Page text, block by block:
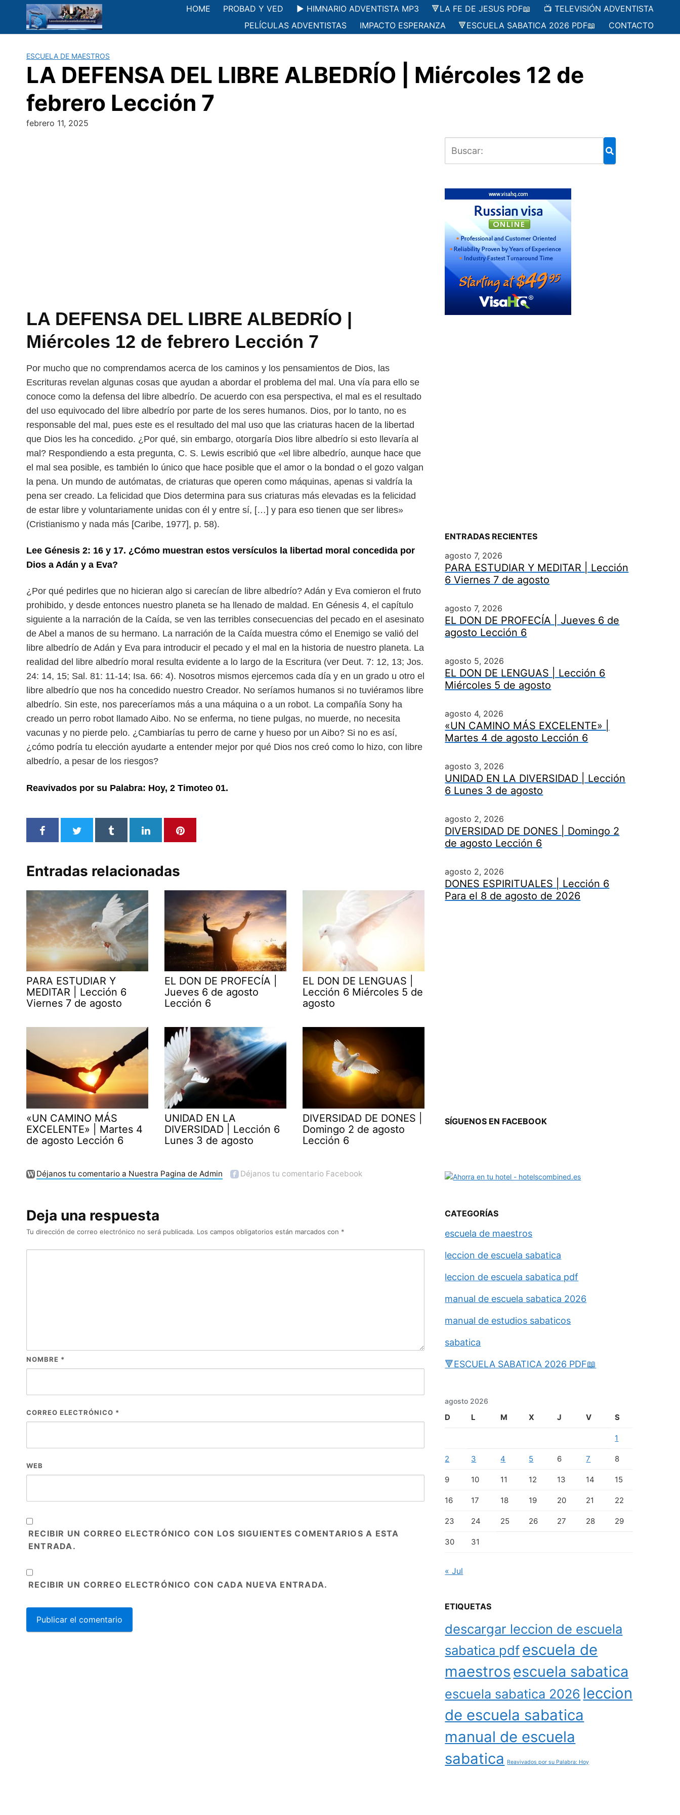
contenido
HOME PROBAD Y VED ▶️ HIMNARIO ADVENTISTA MP3 🔻LA FE DE JESUS PDF📖
📺 TELEVISIÓN ADVENTISTA
PELÍCULAS ADVENTISTAS
IMPACTO ESPERANZA 🔻ESCUELA SABATICA 2026 PDF📖 CONTACTO
ESCUELA DE MAESTROS
LA DEFENSA DEL LIBRE ALBEDRÍO | Miércoles 12 de
febrero Lección 7
febrero 11, 2025
LA DEFENSA DEL LIBRE ALBEDRÍO |
Miércoles 12 de febrero Lección 7
Por mucho que no comprendamos acerca de los caminos y los pensamientos de Dios, las
Escrituras revelan algunas cosas que ayudan a abordar el problema del mal. Una vía para ello se
conoce como la defensa del libre albedrío. De acuerdo con esa perspectiva, el mal es el resultado
del uso equivocado del libre albedrío por parte de los seres humanos. Dios, por lo tanto, no es
responsable del mal, pues este es el resultado del mal uso que las criaturas hacen de la libertad
que Dios les ha concedido. ¿Por qué, sin embargo, otorgaría Dios libre albedrío si esto llevaría al
mal? Respondiendo a esta pregunta, C. S. Lewis escribió que «el libre albedrío, aunque hace que
el mal sea posible, es también lo único que hace posible que el amor o la bondad o el gozo valgan
la pena. Un mundo de autómatas, de criaturas que operen como máquinas, apenas si valdría la
pena ser creado. La felicidad que Dios determina para sus criaturas más elevadas es la felicidad
de estar libre y voluntariamente unidas con él y entre sí, […] y para eso tienen que ser libres»
(Cristianismo y nada más [Caribe, 1977], p. 58).
Lee Génesis 2: 16 y 17. ¿Cómo muestran estos versículos la libertad moral concedida por
Dios a Adán y a Eva?
¿Por qué pedirles que no hicieran algo si carecían de libre albedrío? Adán y Eva comieron el fruto
prohibido, y desde entonces nuestro planeta se ha llenado de maldad. En Génesis 4, el capítulo
siguiente a la narración de la Caída, se ven las terribles consecuencias del pecado en el asesinato
de Abel a manos de su hermano. La narración de la Caída muestra cómo el Enemigo se valió del
libre albedrío de Adán y Eva para introducir el pecado y el mal en la historia de nuestro planeta. La
realidad del libre albedrío moral resulta evidente a lo largo de la Escritura (ver Deut. 7: 12, 13; Jos.
24: 14, 15; Sal. 81: 11-14; Isa. 66: 4). Nosotros mismos ejercemos cada día y en un grado u otro el
libre albedrío que nos ha concedido nuestro Creador. No seríamos humanos si no tuviéramos libre
albedrío. Sin este, nos pareceríamos más a una máquina o a un robot. La compañía Sony ha
creado un perro robot llamado Aibo. No se enferma, no tiene pulgas, no muerde, no necesita
vacunas y no pierde pelo. ¿Cambiarías tu perro de carne y hueso por un Aibo? Si no es así,
¿cómo podría tu elección ayudarte a entender mejor por qué Dios nos creó como lo hizo, con libre
albedrío, a pesar de los riesgos?
Reavivados por su Palabra: Hoy, 2 Timoteo 01.
Entradas relacionadas
PARA ESTUDIAR Y
MEDITAR | Lección 6
Viernes 7 de agosto
EL DON DE PROFECÍA |
Jueves 6 de agosto
Lección 6
EL DON DE LENGUAS |
Lección 6 Miércoles 5 de
agosto
«UN CAMINO MÁS
EXCELENTE» | Martes 4
de agosto Lección 6
UNIDAD EN LA
DIVERSIDAD | Lección 6
Lunes 3 de agosto
DIVERSIDAD DE DONES |
Domingo 2 de agosto
Lección 6
Déjanos tu comentario a Nuestra Pagina de Admin Déjanos tu comentario Facebook
Deja una respuesta
Tu dirección de correo electrónico no será publicada. Los campos obligatorios están marcados con *
NOMBRE *
CORREO ELECTRÓNICO *
WEB
RECIBIR UN CORREO ELECTRÓNICO CON LOS SIGUIENTES COMENTARIOS A ESTA
ENTRADA.
RECIBIR UN CORREO ELECTRÓNICO CON CADA NUEVA ENTRADA.
ENTRADAS RECIENTES
agosto 7, 2026
PARA ESTUDIAR Y MEDITAR | Lección
6 Viernes 7 de agosto
agosto 7, 2026
EL DON DE PROFECÍA | Jueves 6 de
agosto Lección 6
agosto 5, 2026
EL DON DE LENGUAS | Lección 6
Miércoles 5 de agosto
agosto 4, 2026
«UN CAMINO MÁS EXCELENTE» |
Martes 4 de agosto Lección 6
agosto 3, 2026
UNIDAD EN LA DIVERSIDAD | Lección
6 Lunes 3 de agosto
agosto 2, 2026
DIVERSIDAD DE DONES | Domingo 2
de agosto Lección 6
agosto 2, 2026
DONES ESPIRITUALES | Lección 6
Para el 8 de agosto de 2026
SÍGUENOS EN FACEBOOK
CATEGORÍAS
escuela de maestros
leccion de escuela sabatica
leccion de escuela sabatica pdf
manual de escuela sabatica 2026
manual de estudios sabaticos
sabatica
🔻ESCUELA SABATICA 2026 PDF📖
agosto 2026
D L M X J V S
1
2 3 4 5 6 7 8
9 10 11 12 13 14 15
16 17 18 19 20 21 22
23 24 25 26 27 28 29
30 31
« Jul
ETIQUETAS
descargar leccion de escuela
sabatica pdfescuela de
maestros escuela sabatica
escuela sabatica 2026 leccion
de escuela sabatica
manual de escuela
sabatica
Reavivados por su Palabra: Hoy